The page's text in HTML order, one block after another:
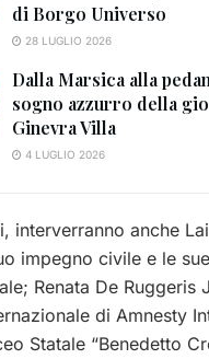
di Borgo Universo
28 LUGLIO 2026
Dalla Marsica alla
sogno azzurro della
Ginevra Villa
4 LUGLIO 2026
interverranno anche
impegno civile e le
Renata De Ruggeris
di Amnesty
Statale “Benedetto